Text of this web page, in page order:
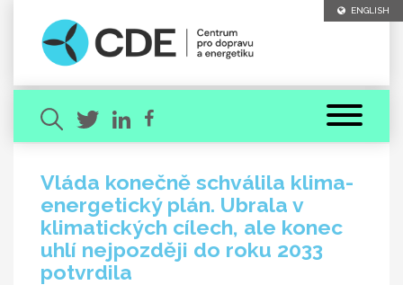
ENGLISH
Vláda konečně schválila klima-
energetický plán. Ubrala v
klimatických cílech, ale konec
uhlí nejpozději do roku 2033
potvrdila
Hledaný výraz